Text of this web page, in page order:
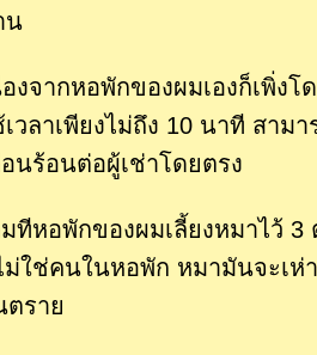
น
องจากหอพักของผมเองก็เพิ่ง
เวลาเพียงไม่ถึง 10 นาที สาม
อนร้อนต่อผู้เช่าโดยตรง
มทีหอพักของผมเลี้ยงหมาไว้
ม่ใช่คนในหอพัก หมามันจะเ
ตราย